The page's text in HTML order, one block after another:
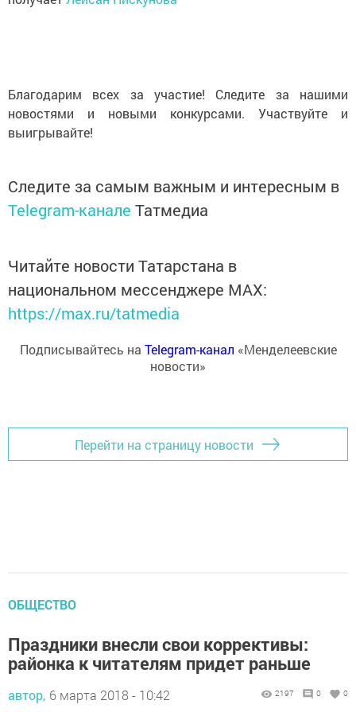
Благодарим всех за участие! Следите за нашими
новостями и новыми конкурсами. Участвуйте и
выигрывайте!
Следите за самым важным и интересным в
Telegram-канале Татмедиа
Читайте новости Татарстана в
национальном мессенджере MАХ:
https://max.ru/tatmedia
Подписывайтесь на Telegram-канал «Менделеевские
новости»
Перейти на страницу новости
ОБЩЕСТВО
Праздники внесли свои коррективы:
районка к читателям придет раньше
автор, 6 марта 2018 - 10:42 2197 0 0